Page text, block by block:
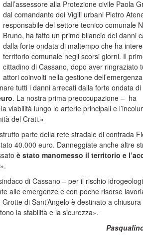
dall’assessore alla Protezione civile Paola
dal comandante dei Vigili urbani Pietro
responsabile del settore tecnico comunale
Bruno, ha fatto un primo bilancio dei danni
dalla forte ondata di maltempo che ha
territorio comunale negli scorsi giorni. Il
cittadino di Cassano, dopo aver ringraziato
attori coinvolti nella gestione
tutti i danni arrecati dalla forte ondata di
. La nostra prima preoccupazione – ha
viabilità lungo le arterie principali e
del Crati.»
parte della rete stradale di contrada
40.000 euro. Danneggiate anche altre
è stato manomesso il territorio e
».
di Cassano – per il rischio
alle emergenze e con poche risorse
di Sant’Angelo è destinato a
la stabilità e la sicurezza».